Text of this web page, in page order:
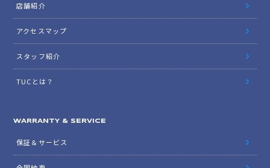
店舗紹介
アクセスマップ
スタッフ紹介
TUCとは？
WARRANTY & SERVICE
保証＆サービス